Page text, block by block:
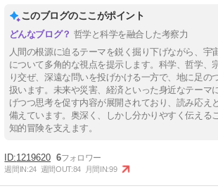
このブログのここがポイント
哲学と科学を融合した考察力
人間の根源に迫るテーマを鋭く掘り下げながら、宇
について多角的な視点を提示します。科学、哲学、
り交ぜ、深遠な問いを投げかける一方で、地に足の
扱います。未来や災害、経済といった身近なテーマ
げつつ思考を促す内容が展開されており、読み応え
備えています。奥深く、しかし分かりやすく伝える
知的冒険を支えます。
1219620 6
週間IN:24 週間OUT:84 月間IN:99